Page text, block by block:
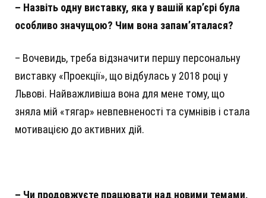
– Назвіть одну виставку, яка у вашій кар’єрі була
особливо значущою? Чим вона запам’яталася?
– Вочевидь, треба відзначити першу персональну
виставку «Проекції», що відбулась у 2018 році у
Львові. Найважливіша вона для мене тому, що
зняла мій «тягар» невпевненості та сумнівів і стала
мотивацією до активних дій.
– Чи продовжуєте працювати над новими темами,